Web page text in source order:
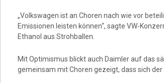
„Volkswagen ist an Choren nach wie vor
Emissionen leisten können“, sagte VW-
Ethanol aus Strohballen.
Mit Optimismus blickt auch Daimler auf das
gemeinsam mit Choren gezeigt, dass sich